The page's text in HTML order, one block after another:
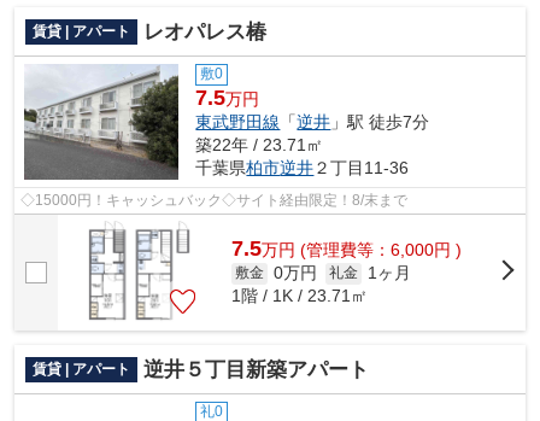
賃貸 | アパート レオパレス椿
敷0
7.5万円
東武野田線 「逆井 」駅 徒歩7分
築22年 / 23.71㎡
千葉県柏市逆井２丁目11-36
◇15000円！キャッシュバック◇サイト経由限定！8/末まで
7.5万円 (管理費等：6,000円 )
敷金 0万円 礼金
1ヶ月
1階 / 1K / 23.71㎡
賃貸 | アパート 逆井５丁目新築アパート
礼0